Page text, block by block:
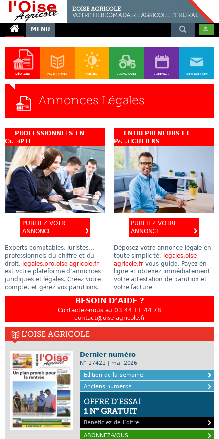
MENU
LÉGALES NOS TITRES MÉTÉO ANNONCES AGENDA NEWSLETTER
Annonces Légales
PROFESSIONNELS EN
COMPTE
PUBLIEZ VOTRE
ANNONCE
Experts comptables, juristes…
professionnels du chiffre et du
droit, legales.pro.oise-agricole.fr
est votre plateforme d’annonces
juridiques et légales. Créez votre
compte, et gérez vos parutions.
ENTREPRENEURS ET
PARTICULIERS
PUBLIEZ VOTRE
ANNONCE
Déposez votre annonce légale en
toute simplicité. legales.oise-
agricole.frvous guide. Payez en
ligne et obtenez immédiatement
votre attestation de parution et
votre facture.
BESOIN D’AIDE ?
Contactez-nous au 03 44 11 44 78
contact@oise-agricole.fr
L'OISE AGRICOLE
Dernier numéro
N° 17421 | mai 2026
Edition de la semaine
Anciens numéros
OFFRE D’ESSAI
1 N° GRATUIT
Bénéficiez de l’offre
ABONNEZ-VOUS